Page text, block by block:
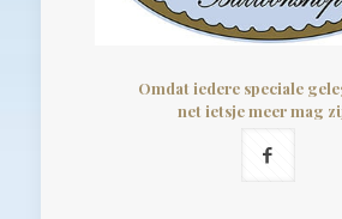
Omdat iedere speciale
net ietsje meer mag